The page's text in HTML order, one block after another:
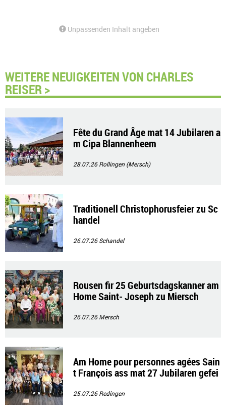
Unpassenden Inhalt angeben
WEITERE NEUIGKEITEN VON CHARLES
REISER >
Fête du Grand Âge mat 14 Jubilaren a
m Cipa Blannenheem
28.07.26Rollingen (Mersch)
Traditionell Christophorusfeier zu Sc
handel
26.07.26Schandel
Rousen fir 25 Geburtsdagskanner am
Home Saint- Joseph zu Miersch
26.07.26Mersch
Am Home pour personnes agées Sain
t François ass mat 27 Jubilaren gefei
25.07.26Redingen